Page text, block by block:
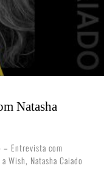
Natasha
– Entrevista com
Wish, Natasha Caiado